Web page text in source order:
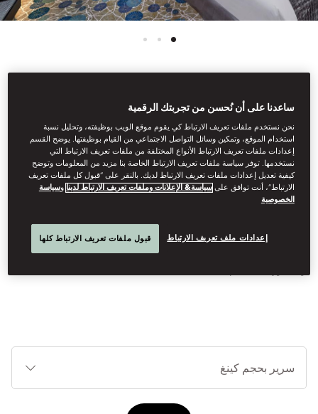
اطّلع على كل الغرف
غرفة ديلوكس مطلة على
البرجين التوأم
تحظى هذه الغرف ذات التجهيز الجذّاب بإطلالات خلّابة على برجَي
بتروناس التوأم. تفيض هذه الغرف بالنور بفضل النوافذ الممتدة من
الأرضية إلى السقف، بالإضافة إلى حمّام فسيح مزوّد بحوض استحمام
ساعدنا على أن نُحسن من تجربتك الرقمية
نحن نستخدم ملفات تعريف الارتباط كي يقوم موقع الويب بوظيفته، وتحليل نسبة
استخدام الموقع، وتمكين وسائل التواصل الاجتماعي من القيام بوظيفتها. يوضح القسم
إعدادات ملفات تعريف الارتباط الأنواع المختلفة من ملفات تعريف الارتباط التي
نستخدمها. توفر سياسة ملفات تعريف الارتباط الخاصة بنا مزيد من المعلومات وتوضح
كيفية تعديل إعدادات ملفات تعريف الارتباط لديك. بالنقر على “قبول كل ملفات تعريف
الارتباط”، أنت توافق علىسياسة& الإعلانات وملفات تعريف الارتباط لدينا وسياسة
الخصوصية
إعدادات ملف تعريف الارتباط قبول ملفات تعريف الارتباط كلها